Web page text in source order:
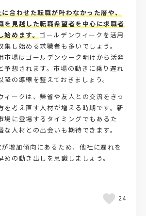
合わせた転職が叶わなかった層や、
を見越した転職希望者を中心に求職者
始めます。ゴールデンウィークを活用
集し始める求職者も多いでしょう。
市場はゴールデンウーク明けから活発
予想されます。市場の動きに乗り遅れ
降の導線を整えておきましょう。
ィークは、帰省や友人との交流をきっ
を考え直す人材が増える時期です。新
場に登場するタイミングでもあるた
な人材との出会いも期待できます。
増加傾向にあるため、他社に遅れを
めの動き出しを意識しましょう。
24